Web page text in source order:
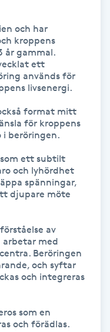
och har
kroppens
år gammal.
ett
används för
livsenergi.
format mitt
för kroppens
beröringen.
ett subtilt
och lyhördhet
spänningar,
djupare möte
av
arbetar med
Beröringen
och syftar
och integreras
som en
och förädlas.